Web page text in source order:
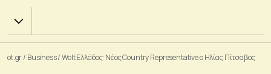
Χ.Α.
ot.gr/ Business/Wolt Ελλάδος: Νέος Country Representative ο Ηλίας Πίτσαβος